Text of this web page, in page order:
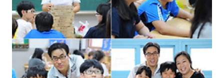
(でんきよほう) : 일기 예보 • 梅雨(つゆ) : 장마철